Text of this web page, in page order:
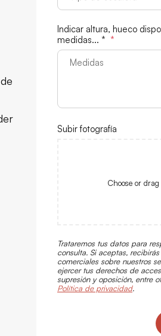
Indicar altura, hueco
medidas... * *
Subir fotografía
Choose or drag
Trataremos tus datos para
consulta. Si aceptas,
comerciales sobre nuestros
ejercer tus derechos de
supresión y oposición, entre
Política de privacidad.